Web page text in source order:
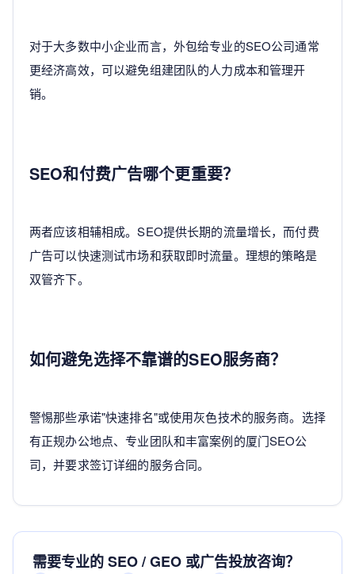
对于大多数中小企业而言，外包给专业的SEO公司通常
更经济高效，可以避免组建团队的人力成本和管理开
销。
SEO和付费广告哪个更重要？
两者应该相辅相成。SEO提供长期的流量增长，而付费
广告可以快速测试市场和获取即时流量。理想的策略是
双管齐下。
如何避免选择不靠谱的SEO服务商？
警惕那些承诺"快速排名"或使用灰色技术的服务商。选择
有正规办公地点、专业团队和丰富案例的厦门SEO公
司，并要求签订详细的服务合同。
需要专业的 SEO / GEO 或广告投放咨询？